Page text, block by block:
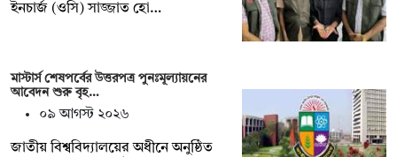
ইনচার্জ (ওসি) সাজ্জাত হো…
মাস্টার্স শেষপর্বের উত্তরপত্র পুনঃমূল্যায়নের
আবেদন শুরু বৃহ…
০৯ আগস্ট ২০২৬
জাতীয় বিশ্ববিদ্যালয়ের অধীনে অনুষ্ঠিত